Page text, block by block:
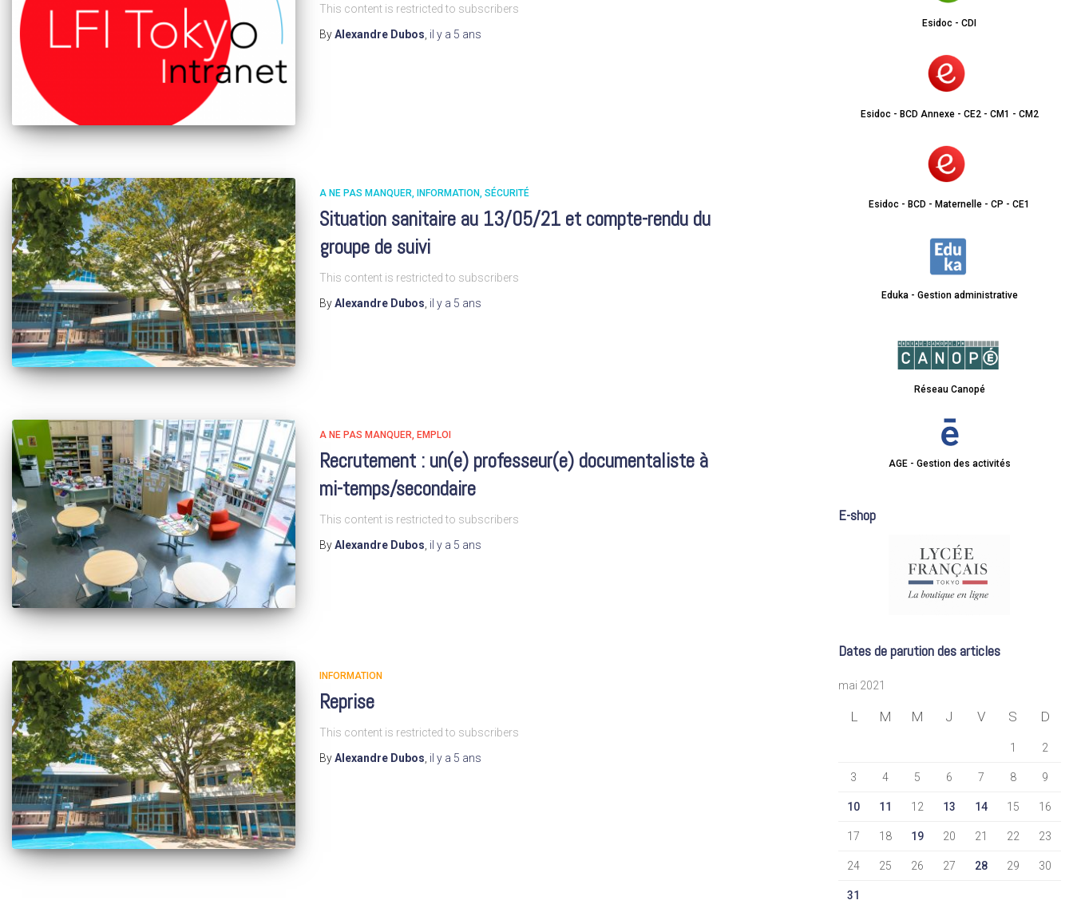
This content is restricted to subscribers
ByAlexandre Dubos il y a 5 ans
A NE PAS MANQUER INFORMATION SÉCURITÉ
Situation sanitaire au 13/05/21 et compte-rendu du
groupe de suivi
This content is restricted to subscribers
ByAlexandre Dubos, il y a 5 ans
A NE PAS MANQUER EMPLOI
Recrutement : un(e) professeur(e) documentaliste à
mi-temps/secondaire
This content is restricted to subscribers
ByAlexandre Dubos il y a 5 ans
INFORMATION
Reprise
This content is restricted to subscribers
ByAlexandre Dubos il y a 5 ans
Esidoc - CDI
Esidoc - BCD Annexe - CE2 - CM1 - CM2
Esidoc - BCD - Maternelle - CP - CE1
Eduka - Gestion administrative
Réseau Canopé
AGE - Gestion des activités
E-shop
Dates de parution des articles
mai 2021
L M M J V S D
1 2
3 4 5 6 7 8 9
10 11 12 13 14 15 16
17 18 19 20 21 22 23
24 25 26 27 28 29 30
31